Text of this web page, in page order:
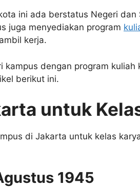
ini ada berstatus Negeri dan
juga menyediakan program
kerja.
kampus dengan program
berikut ini.
untuk
di Jakarta untuk kelas
1945